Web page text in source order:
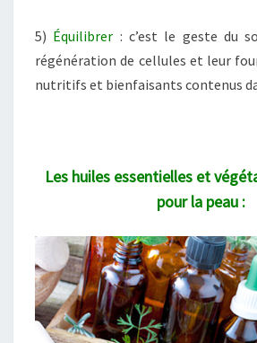
5) Équilibrer : c’est le geste du
régénération de cellules et leur
nutritifs et bienfaisants contenus
Les huiles essentielles et
pour la peau :